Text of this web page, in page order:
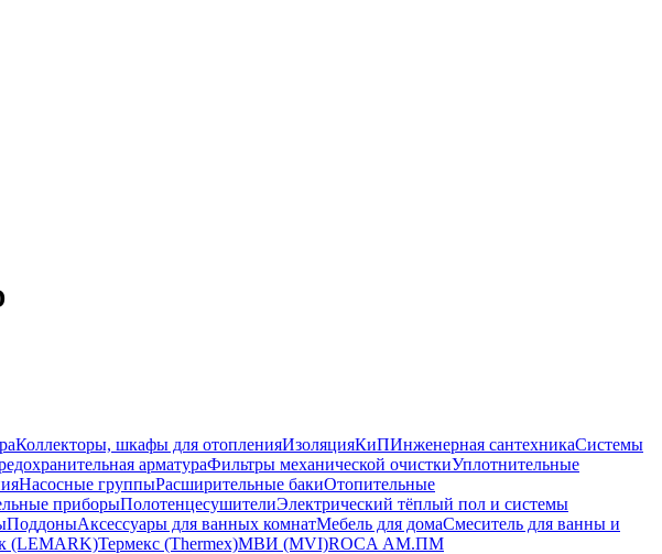
Коллекторы, шкафы для отопленияИзоляцияКиПИнженерная сантехникаСистемы
арматураФильтры механической очисткиУплотнительные
Насосные группыРасширительные бакиОтопительные
приборыПолотенцесушителиЭлектрический тёплый пол и системы
ПоддоныАксессуары для ванных комнатМебель для домаСмеситель для ванны и
(LEMARK)Термекс (Thermex)МВИ (MVI)ROCA АМ.ПМ